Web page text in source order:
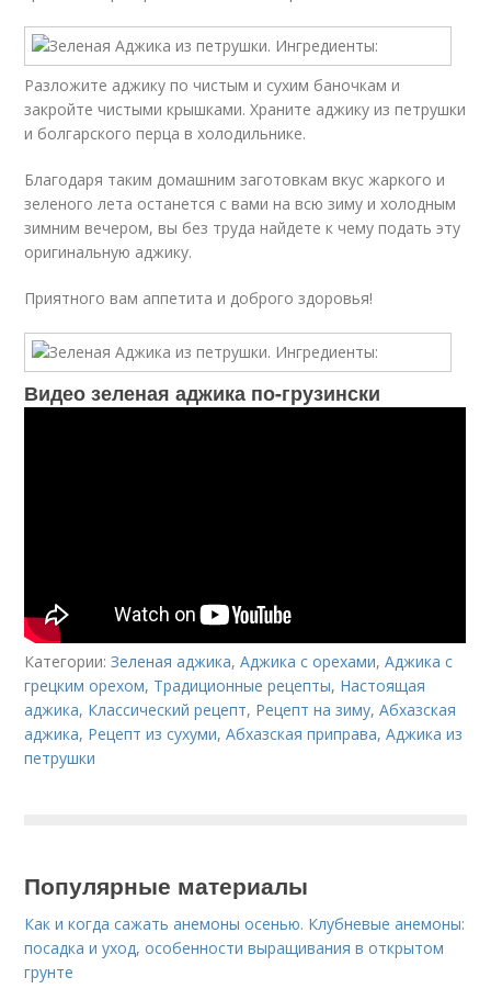
Разложите аджику по чистым и сухим баночкам и
закройте чистыми крышками. Храните аджику из петрушки
и болгарского перца в холодильнике.
Благодаря таким домашним заготовкам вкус жаркого и
зеленого лета останется с вами на всю зиму и холодным
зимним вечером, вы без труда найдете к чему подать эту
оригинальную аджику.
Приятного вам аппетита и доброго здоровья!
Видео зеленая аджика по-грузински
Категории:Зеленая аджика,Аджика с орехами,Аджика с
грецким орехом, Традиционные рецепты, Настоящая
аджика, Классический рецепт, Рецепт на зиму,Абхазская
аджика, Рецепт из сухуми,Абхазская приправа,Аджика из
петрушки
Популярные материалы
Как и когда сажать анемоны осенью. Клубневые анемоны:
посадка и уход, особенности выращивания в открытом
грунте